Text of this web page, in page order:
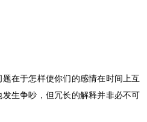
在于怎样使你们的感情在时间上互
生争吵，但冗长的解释并非必不可